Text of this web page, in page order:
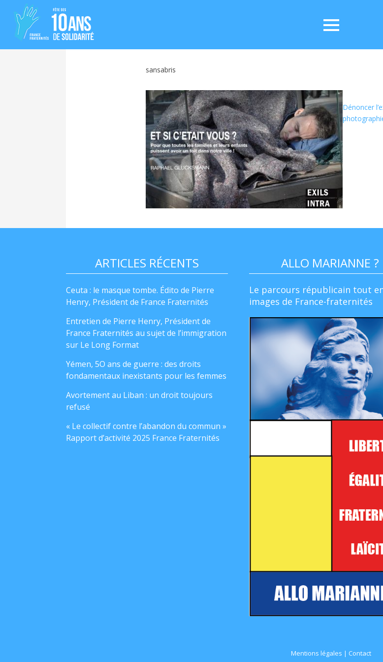
sansabris
Dénoncer
ARTICLES RÉCENTS
Ceuta : le masque tombe. Édito de Pierre
Henry, Président de France Fraternités
Entretien de Pierre Henry, Président de
France Fraternités au sujet de l’immigration
sur Le Long Format
Yémen, 5O ans de guerre : des droits
fondamentaux inexistants pour les femmes
Avortement au Liban : un droit toujours
refusé
« Le collectif contre l’abandon du commun »
Rapport d’activité 2025 France Fraternités
ALLO MARIANNE ?
Le parcours républicain tout
images de France-fraternités
Mentions légales | Contact